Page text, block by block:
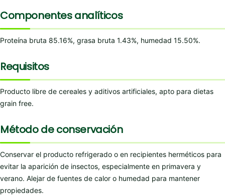
Componentes analíticos
Proteína bruta 85.16%, grasa bruta 1.43%, humedad 15.50%.
Requisitos
Producto libre de cereales y aditivos artificiales, apto para dietas
grain free.
Método de conservación
Conservar el producto refrigerado o en recipientes herméticos para
evitar la aparición de insectos, especialmente en primavera y
verano. Alejar de fuentes de calor o humedad para mantener
propiedades.